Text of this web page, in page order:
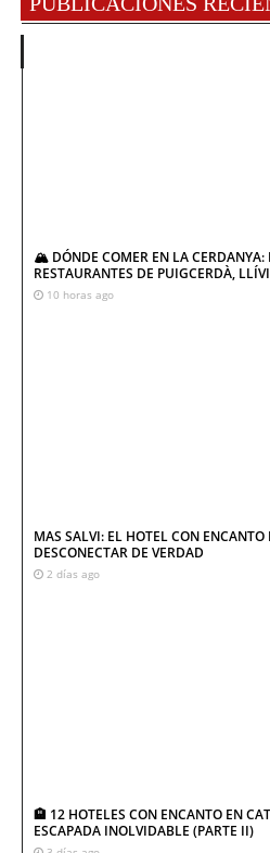
🏔️ DÓNDE COMER EN LA CERDANYA:
RESTAURANTES DE PUIGCERDÀ,
10 horas ago
MAS SALVI: EL HOTEL CON
DESCONECTAR DE VERDAD
2 días ago
🏨 12 HOTELES CON ENCANTO EN
ESCAPADA INOLVIDABLE (PARTE II)